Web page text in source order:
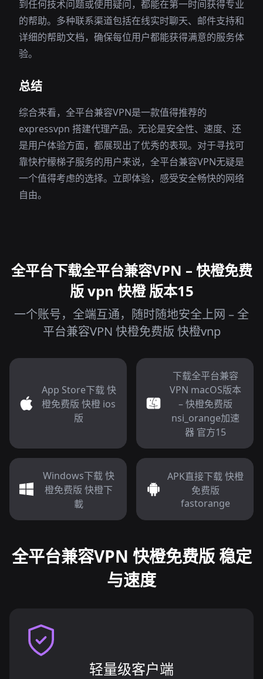
到任何技术问题或使用疑问，都能在第一时间获得专业
的帮助。多种联系渠道包括在线实时聊天、邮件支持和
详细的帮助文档，确保每位用户都能获得满意的服务体
验。
总结
综合来看，全平台兼容VPN是一款值得推荐的
expressvpn 搭建代理产品。无论是安全性、速度、还
是用户体验方面，都展现出了优秀的表现。对于寻找可
靠快柠檬梯子服务的用户来说，全平台兼容VPN无疑是
一个值得考虑的选择。立即体验，感受安全畅快的网络
自由。
全平台下载全平台兼容VPN – 快橙免费
版 vpn 快橙 版本15
一个账号，全端互通，随时随地安全上网 – 全
平台兼容VPN 快橙免费版 快橙vnp
App Store下载 快
橙免费版 快橙 ios
版
下载全平台兼容
VPN macOS版本
– 快橙免费版
nsi_orange加速
器 官方15
Windows下载 快
橙免费版 快橙下
載
APK直接下载 快橙
免费版
fastorange
全平台兼容VPN 快橙免费版 稳定
与速度
轻量级客户端